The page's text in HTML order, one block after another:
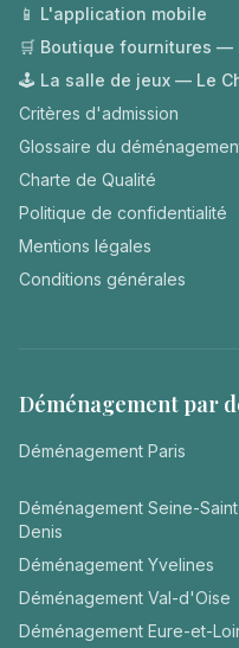
📱 L'application mobile
🛒 Boutique fournitures —
🕹️ La salle de jeux — Le
Critères d'admission
Glossaire du
Charte de Qualité
Politique de confidentialité
Mentions légales
Conditions générales
Déménagement par
Déménagement Paris
Déménagement Seine-
Denis
Déménagement Yvelines
Déménagement Val-d'Oise
Déménagement Eure-et-